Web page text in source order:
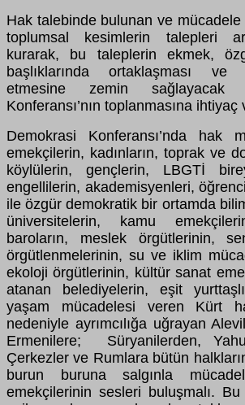
Hak talebinde bulunan ve
toplumsal kesimlerin talepleri
kurarak, bu taleplerin ekmek,
başlıklarında ortaklaşması
etmesine zemin sağlayacak
Konferansı’nın toplanmasına ihtiyaç
Demokrasi Konferansı’nda hak
emekçilerin, kadınların, toprak ve
köylülerin, gençlerin, LBGTİ
engellilerin, akademisyenleri,
ile özgür demokratik bir ortamda
üniversitelerin, kamu
baroların, meslek örgütlerinin,
örgütlenmelerinin, su ve iklim
ekoloji örgütlerinin, kültür sanat
atanan belediyelerin, eşit
yaşam mücadelesi veren Kürt
nedeniyle ayrımcılığa uğrayan
Ermenilere; Süryanilerden,
Çerkezler ve Rumlara bütün
burun buruna salgınla
emekçilerinin sesleri buluşmalı.